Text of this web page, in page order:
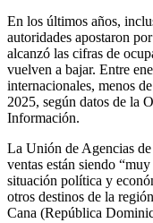
En los últimos años,
autoridades apostaron
alcanzó las cifras de
vuelven a bajar. Entre
internacionales, menos
2025, según datos de la
Información.
La Unión de Agencias
ventas están siendo
situación política y
otros destinos de la
Cana (República